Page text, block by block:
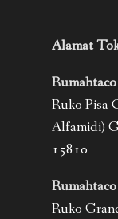
Alamat
Ruko Pisa
Alfamidi)
15810
Ruko